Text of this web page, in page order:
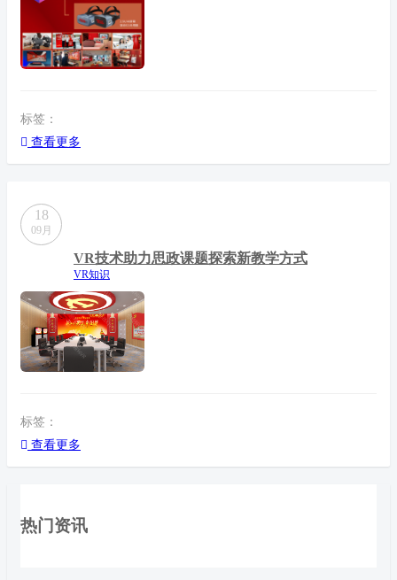
标签：
查看更多
18
09月
VR技术助力思政课题探索新教学方式
VR知识
标签：
查看更多
热门资讯